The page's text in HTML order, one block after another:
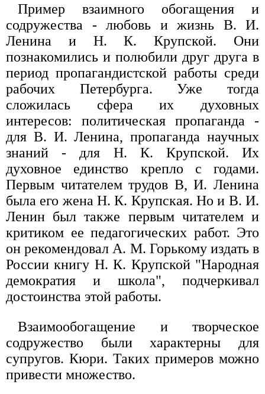
Пример взаимного обогащения и
содружества - любовь и жизнь В. И.
Ленина и Н. К. Крупской. Они
познакомились и полюбили друг друга в
период пропагандистской работы среди
рабочих Петербурга. Уже тогда
сложилась сфера их духовных
интересов: политическая пропаганда -
для В. И. Ленина, пропаганда научных
знаний - для Н. К. Крупской. Их
духовное единство крепло с годами.
Первым читателем трудов В, И. Ленина
была его жена Н. К. Крупская. Но и В. И.
Ленин был также первым читателем и
критиком ее педагогических работ. Это
он рекомендовал А. М. Горькому издать в
России книгу Н. К. Крупской "Народная
демократия и школа", подчеркивал
достоинства этой работы.
Взаимообогащение и творческое
содружество были характерны для
супругов. Кюри. Таких примеров можно
привести множество.